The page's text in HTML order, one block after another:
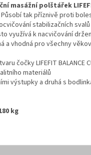
masážní polštářek LIFEFIT
tak příznivě proti
stabilizačních
využívá k nacvičování
a vhodná pro všechny
čočky LIFEFIT BALANCE
materiálů
výstupky a druhá s
kg